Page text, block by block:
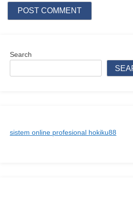
Search
sistem online profesional hokiku88